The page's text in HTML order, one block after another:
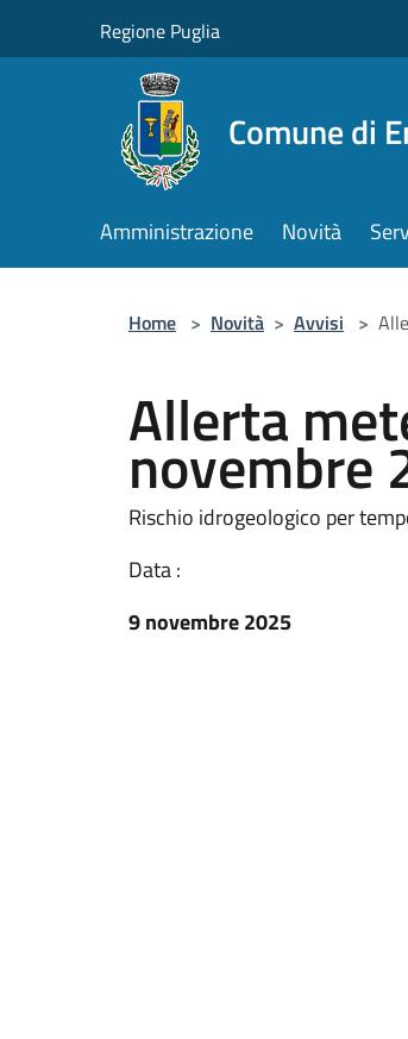
Regione Puglia
Comune di
Amministrazione Novità
Home > Novità > Avvisi >
Allerta
novembre
Rischio idrogeologico per
Data :
9 novembre 2025